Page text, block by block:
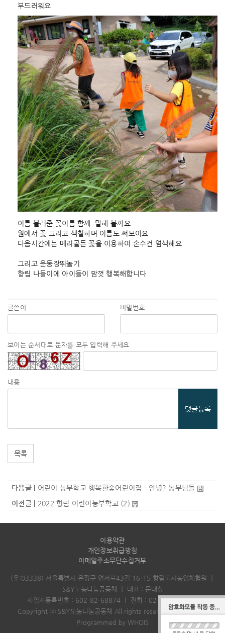
부드러워요
이름 불러준 꽃이름 함께  말해 볼까요
원에서 꽃 그리고 색칠하며 이름도 써보아요
다음시간에는 메리골든 꽃을 이용하여 손수건 염색해요
그리고 운동장뛰놀기
향림 나들이에 아이들이 맘껏 행복해합니다
글쓴이 비밀번호
보이는 순서대로 문자를 모두 입력해 주세요
내용
댓글등록
목록
다음글 | 어린이 농부학교 행복한숲어린이집 - 안녕? 농부님들
이전글 | 2022 향림 어린이농부학교 (2)
이용약관
개인정보취급방침
이메일주소무단수집거부
(우:03338) 서울특별시 은평구 연서로43길 16-15 향림도시농업체험원
S&Y도농나눔공동체
대표 : 문대상
사업자등록번호 : 602-82-68874
전화 : 02-382-8001｜
Copyright ⓒ S&Y도농나눔공동체 All rights reserved.Designed &
Programmed by WHOIS